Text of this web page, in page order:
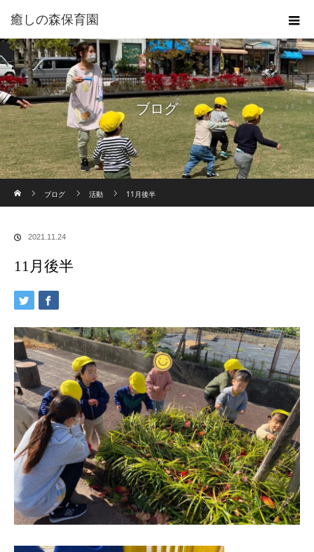
癒しの森保育園
ブログ
ブログ
活動 11月後半
2021.11.24
11月後半